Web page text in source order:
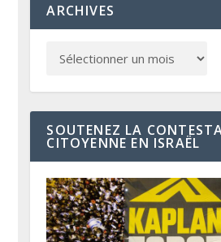
ARCHIVES
SOUTENEZ LA
CITOYENNE EN ISRAËL